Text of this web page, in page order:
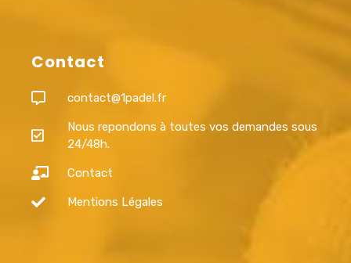
Contact
contact@1padel.fr
Nous repondons à toutes vos demandes sous
24/48h.
Contact
Mentions Légales